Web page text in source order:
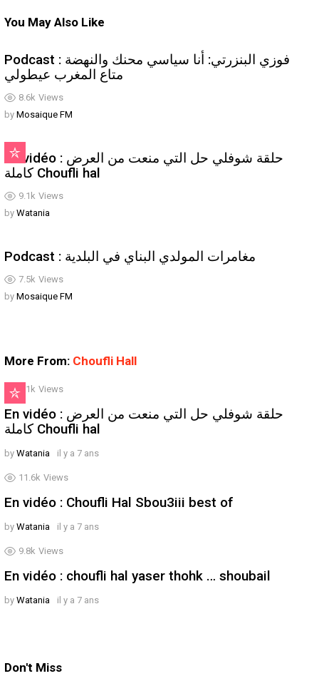
You May Also Like
8.6k Views
Podcast : فوزي البنزرتي: أنا سياسي محنك والنهضة
متاع المغرب عيطولي
by Mosaique FM
9.1k Views
En vidéo : حلقة شوفلي حل التي منعت من العرض
كاملة Choufli hal
by Watania
7.5k Views
Podcast : مغامرات المولدي البناي في البلدية
by Mosaique FM
More From: Choufli Hall
9.1k Views
En vidéo : حلقة شوفلي حل التي منعت من العرض
كاملة Choufli hal
by Watania il y a 7 ans
11.6k Views
En vidéo : Choufli Hal Sbou3iii best of
by Watania il y a 7 ans
9.8k Views
En vidéo : choufli hal yaser thohk … shoubail
by Watania il y a 7 ans
Don't Miss